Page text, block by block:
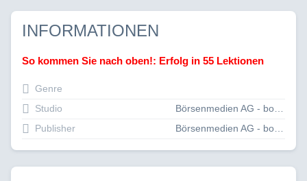
INFORMATIONEN
So kommen Sie nach oben!: Erfolg in 55 Lektionen
Genre
Studio
Publisher